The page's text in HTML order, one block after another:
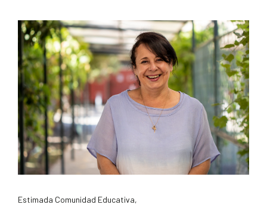
Estimada Comunidad Educativa,